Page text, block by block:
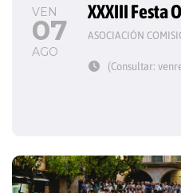
VEN
07
AGO
XXXIII Festa
ASOCIACIÓN
(Consultar: